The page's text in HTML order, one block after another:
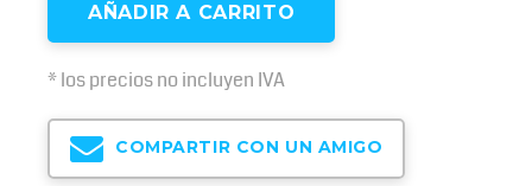
AÑADIR A CARRITO
* los precios no incluyen IVA
COMPARTIR CON UN AMIGO